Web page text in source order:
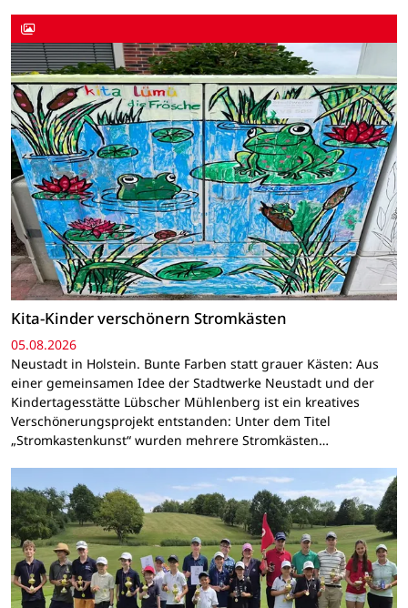
Kita-Kinder verschönern Stromkästen
05.08.2026
Neustadt in Holstein. Bunte Farben statt grauer Kästen: Aus
einer gemeinsamen Idee der Stadtwerke Neustadt und der
Kindertagesstätte Lübscher Mühlenberg ist ein kreatives
Verschönerungsprojekt entstanden: Unter dem Titel
„Stromkastenkunst“ wurden mehrere Stromkästen…